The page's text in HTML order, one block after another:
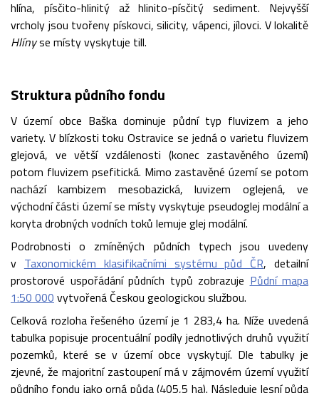
hlína, písčito-hlinitý až hlinito-písčitý sediment. Nejvyšší
vrcholy jsou tvořeny pískovci, silicity, vápenci, jílovci. V lokalitě
Hlínyse místy vyskytuje till.
Struktura půdního fondu
V území obce Baška dominuje půdní typ fluvizem a jeho
variety. V blízkosti toku Ostravice se jedná o varietu fluvizem
glejová, ve větší vzdálenosti (konec zastavěného území)
potom fluvizem psefitická. Mimo zastavěné území se potom
nachází kambizem mesobazická, luvizem oglejená, ve
východní části území se místy vyskytuje pseudoglej modální a
koryta drobných vodních toků lemuje glej modální.
Podrobnosti o zmíněných půdních typech jsou uvedeny
v Taxonomickém klasifikačními systému půd ČR, detailní
prostorové uspořádání půdních typů zobrazuje Půdní mapa
1:50 000 vytvořená Českou geologickou službou.
Celková rozloha řešeného území je 1 283,4 ha. Níže uvedená
tabulka popisuje procentuální podíly jednotlivých druhů využití
pozemků, které se v území obce vyskytují. Dle tabulky je
zjevné, že majoritní zastoupení má v zájmovém území využití
půdního fondu jako orná půda (405,5 ha). Následuje lesní půda